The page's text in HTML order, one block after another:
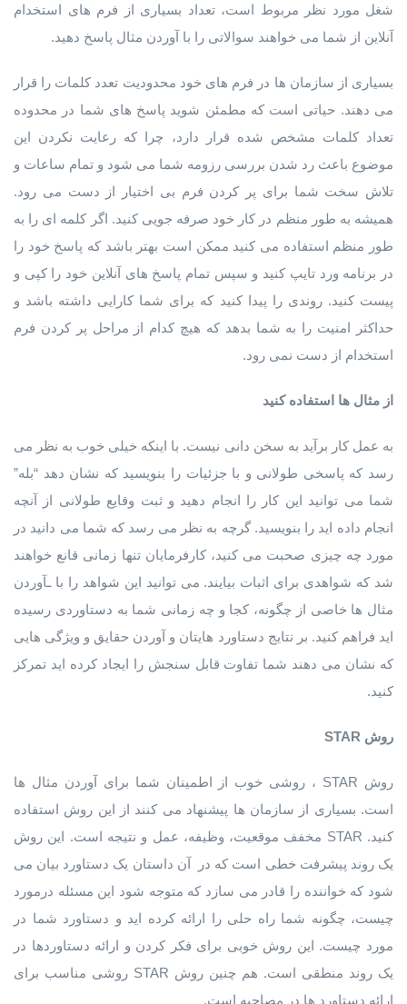
شغل مورد نظر مربوط است، تعداد بسیاری از فرم های استخدام
آنلاین از شما می خواهند سوالاتی را با آوردن مثال پاسخ دهید.
بسیاری از سازمان ها در فرم های خود محدودیت تعدد کلمات را قرار
می دهند. حیاتی است که مطمئن شوید پاسخ های شما در محدوده
تعداد کلمات مشخص شده قرار دارد، چرا که رعایت نکردن این
موضوع باعث رد شدن بررسی رزومه شما می شود و تمام ساعات و
تلاش سخت شما برای پر کردن فرم بی اختیار از دست می رود.
همیشه به طور منظم در کار خود صرفه جویی کنید. اگر کلمه ای را به
طور منظم استفاده می کنید ممکن است بهتر باشد که پاسخ خود را
در برنامه ورد تایپ کنید و سپس تمام پاسخ های آنلاین خود را کپی و
پیست کنید. روندی را پیدا کنید که برای شما کارایی داشته باشد و
حداکثر امنیت را به شما بدهد که هیچ کدام از مراحل پر کردن فرم
استخدام از دست نمی رود.
از مثال ها استفاده کنید
به عمل کار برآید به سخن دانی نیست. با اینکه خیلی خوب به نظر می
رسد که پاسخی طولانی و با جزئیات را بنویسید که نشان دهد “بله”
شما می توانید این کار را انجام دهید و ثبت وقایع طولانی از آنچه
انجام داده اید را بنویسید. گرچه به نظر می رسد که شما می دانید در
مورد چه چیزی صحبت می کنید، کارفرمایان تنها زمانی قانع خواهند
شد که شواهدی برای اثبات بیایند. می توانید این شواهد را با ـآوردن
مثال ها خاصی از چگونه، کجا و چه زمانی شما به دستاوردی رسیده
اید فراهم کنید. بر نتایج دستاورد هایتان و آوردن حقایق و ویژگی هایی
که نشان می دهند شما تفاوت قابل سنجش را ایجاد کرده اید تمرکز
کنید.
روش STAR
روش STAR ، روشی خوب از اطمینان شما برای آوردن مثال ها
است. بسیاری از سازمان ها پیشنهاد می کنند از این روش استفاده
کنید. STAR مخفف موقعیت، وظیفه، عمل و نتیجه است. این روش
یک روند پیشرفت خطی است که در آن داستان یک دستاورد بیان می
شود که خواننده را قادر می سازد که متوجه شود این مسئله درمورد
چیست، چگونه شما راه حلی را ارائه کرده اید و دستاورد شما در
مورد چیست. این روش خوبی برای فکر کردن و ارائه دستاوردها در
یک روند منطقی است. هم چنین روش STAR روشی مناسب برای
ارائه دستاورد ها در مصاحبه است.